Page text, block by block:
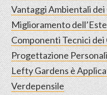
Vantaggi Ambientali
Miglioramento
Componenti Tecnici dei
Progettazione
Lefty Gardens è
Verdepensile